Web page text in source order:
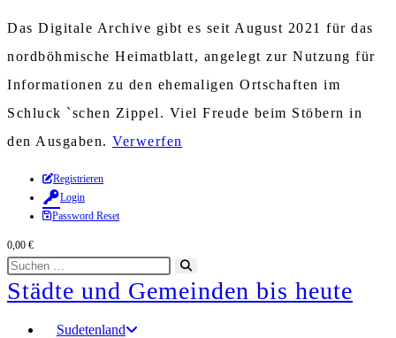
Das Digitale Archive gibt es seit August 2021 für das
nordböhmische Heimatblatt, angelegt zur Nutzung für
Informationen zu den ehemaligen Ortschaften im
Schluck `schen Zippel. Viel Freude beim Stöbern in
den Ausgaben. Verwerfen
Zum
Inhalt
springen
Registrieren
Login
Password Reset
0,00 €
Diese
Website
durchsuchen
starten
Städte und Gemeinden bis heute
Sudetenland